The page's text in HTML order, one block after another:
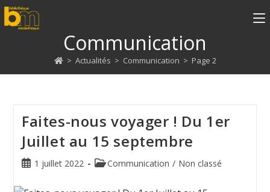
Communication
> Actualités > Communication > Page 2
Faites-nous voyager ! Du 1er
Juillet au 15 septembre
1 juillet 2022 Communication / Non classé